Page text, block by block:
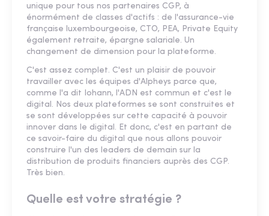
unique pour tous nos partenaires CGP, à
énormément de classes d'actifs : de l'assurance-vie
française luxembourgeoise, CTO, PEA, Private Equity
également retraite, épargne salariale. Un
changement de dimension pour la plateforme.
C'est assez complet. C'est un plaisir de pouvoir
travailler avec les équipes d'Alpheys parce que,
comme l'a dit Iohann, l'ADN est commun et c'est le
digital. Nos deux plateformes se sont construites et
se sont développées sur cette capacité à pouvoir
innover dans le digital. Et donc, c'est en partant de
ce savoir-faire du digital que nous allons pouvoir
construire l'un des leaders de demain sur la
distribution de produits financiers auprès des CGP.
Très bien.
Quelle est votre stratégie ?